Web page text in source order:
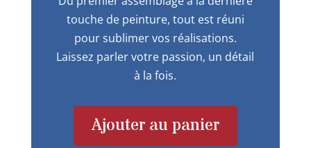
touche de peinture, tout est réuni
pour sublimer vos réalisations.
Laissez parler votre passion, un détail
à la fois.
Ajouter au panier